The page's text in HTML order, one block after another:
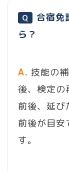
Q
合宿免
ら？
A. 技能の
後、検定
前後、延
前後が目安
す。